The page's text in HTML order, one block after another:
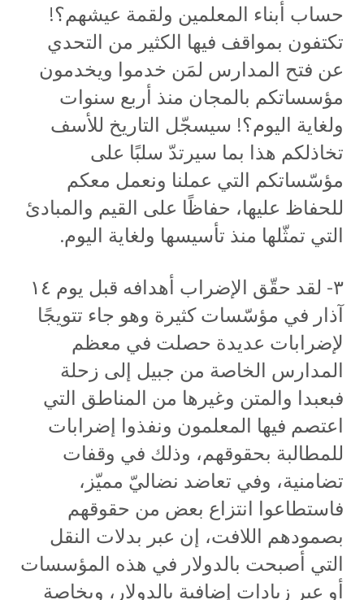
حساب أبناء المعلمين ولقمة عيشهم؟!
تكتفون بمواقف فيها الكثير من التحدي
عن فتح المدارس لمَن خدموا ويخدمون
مؤسساتكم بالمجان منذ أربع سنوات
ولغاية اليوم؟! سيسجّل التاريخ للأسف
تخاذلكم هذا بما سيرتدّ سلبًا على
مؤسّساتكم التي عملنا ونعمل معكم
للحفاظ عليها، حفاظًا على القيم والمبادئ
التي تمثّلها منذ تأسيسها ولغاية اليوم.
٣- لقد حقّق الإضراب أهدافه قبل يوم ١٤
آذار في مؤسّسات كثيرة وهو جاء تتويجًا
لإضرابات عديدة حصلت في معظم
المدارس الخاصة من جبيل إلى زحلة
فبعبدا والمتن وغيرها من المناطق التي
اعتصم فيها المعلمون ونفذوا إضرابات
للمطالبة بحقوقهم، وذلك في وقفات
تضامنية، وفي تعاضد نضاليّ مميّز،
فاستطاعوا انتزاع بعض من حقوقهم
بصمودهم اللافت، إن عبر بدلات النقل
التي أصبحت بالدولار في هذه المؤسسات
أو عبر زيادات إضافية بالدولار، وبخاصة